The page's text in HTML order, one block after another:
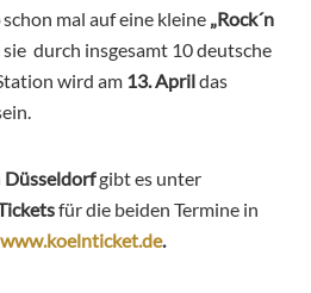
schon mal auf eine kleine „Rock´n
durch insgesamt 10 deutsche
wird am 13. Aprildas
Düsseldorfgibt es unter
für die beiden Termine in
www.koelnticket.de.